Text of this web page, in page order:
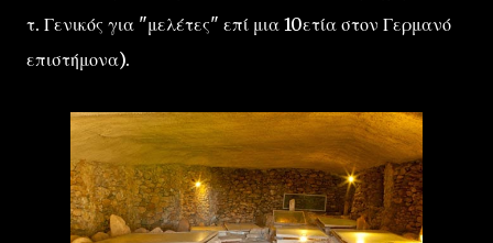
τ. Γενικός για "μελέτες" επί μια 10ετία στον Γερμανό
επιστήμονα).